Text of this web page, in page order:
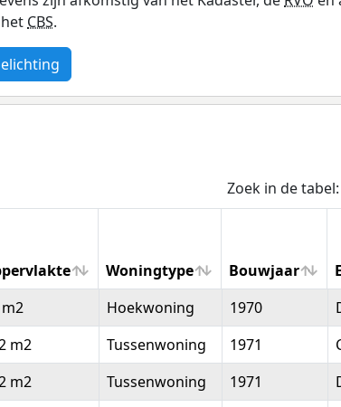
CBS.
Zoek in de tabel:
Woningtype Bouwjaar
Woningtype Bouwjaar
Hoekwoning 1970
m2 Tussenwoning 1971
m2 Tussenwoning 1971